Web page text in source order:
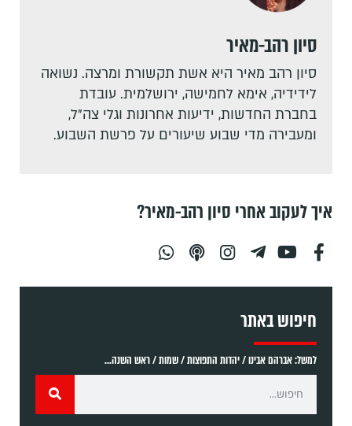
סיון רהב-מאיר
סיון רהב מאיר היא אשת תקשורת ומרצה. נשואה
לידידיה, אימא לחמישה, ירושלמית. עובדת
בחברת החדשות, ידיעות אחרונות וגלי צה"ל,
ומעבירה מדי שבוע שיעורים על פרשת השבוע.
איך לעקוב אחרי סיון רהב-מאיר?
חיפוש באתר
למשל: אברהם אבינו / יהדות התפוצות / שמות / ראש השנה...